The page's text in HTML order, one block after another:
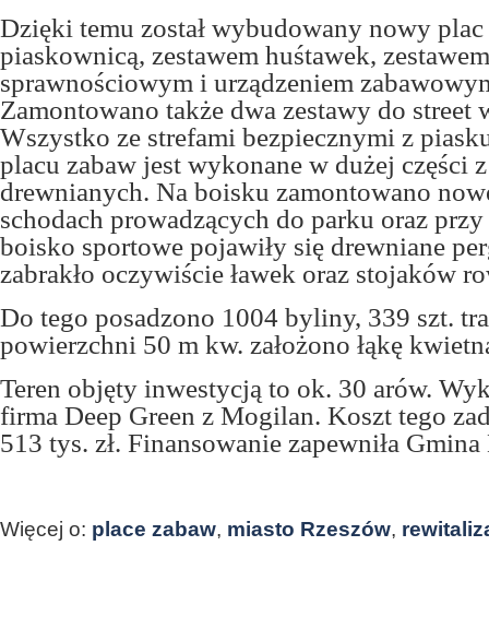
Dzięki temu został wybudowany nowy plac
piaskownicą, zestawem huśtawek, zestawem
sprawnościowym i urządzeniem
Zamontowano także dwa zestawy do street
Wszystko ze strefami bezpiecznymi z
placu zabaw jest wykonane w dużej części
drewnianych. Na boisku zamontowano
schodach prowadzących do parku oraz
boisko sportowe pojawiły się drewniane
zabrakło oczywiście ławek oraz stojaków
Do tego posadzono 1004 byliny, 339 szt.
powierzchni 50 m kw. założono łąkę
Teren objęty inwestycją to ok. 30 arów.
firma Deep Green z Mogilan. Koszt tego
513 tys. zł. Finansowanie zapewniła
Więcej o: place zabaw, miasto Rzeszów,